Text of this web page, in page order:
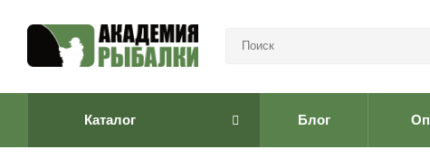
Каталог Блог